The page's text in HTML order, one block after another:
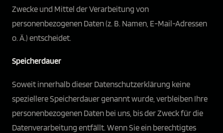
Zwecke und Mittel der Verarbeitung von
personenbezogenen Daten (z. B. Namen, E-Mail-Adressen
o. Ä.) entscheidet.
Speicherdauer
Soweit innerhalb dieser Datenschutzerklärung keine
speziellere Speicherdauer genannt wurde, verbleiben Ihre
personenbezogenen Daten bei uns, bis der Zweck für die
Datenverarbeitung entfällt. Wenn Sie ein berechtigtes